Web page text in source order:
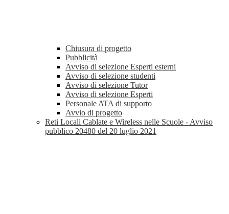
Chiusura di progetto
Pubblicità
Avviso di selezione Esperti esterni
Avviso di selezione studenti
Avviso di selezione Tutor
Avviso di selezione Esperti
Personale ATA di supporto
Avvio di progetto
Reti Locali Cablate e Wireless nelle Scuole - Avviso
pubblico 20480 del 20 luglio 2021